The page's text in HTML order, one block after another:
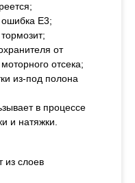
ошибка Е3;
от
отсека;
из-под полона
в процессе
и натяжки.
из слоев